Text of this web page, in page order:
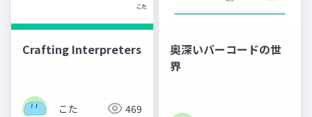
Crafting Interpreters
こた 469
奥深いバーコードの世
界